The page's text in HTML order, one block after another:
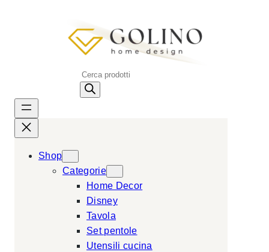
P
s
Shop
Categorie
Home Decor
Disney
Tavola
Set pentole
Utensili cucina